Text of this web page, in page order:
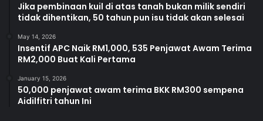
Jika pembinaan kuil di atas tanah bukan milik sendiri
tidak dihentikan, 50 tahun pun isu tidak akan selesai
May 14, 2026
Insentif APC Naik RM1,000, 535 Penjawat Awam Terima
RM2,000 Buat Kali Pertama
January 15, 2026
50,000 penjawat awam terima BKK RM300 sempena
Aidilfitri tahun Ini